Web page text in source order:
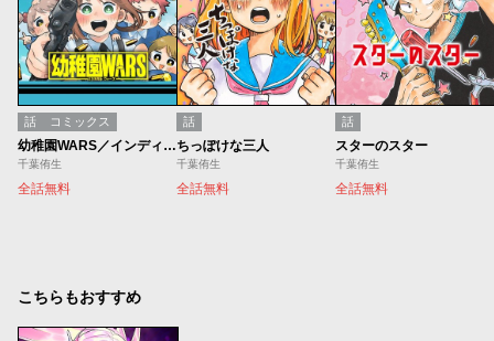
話 コミックス
幼稚園WARS／インディーズ版
千葉侑生
全話無料
話
ちっぽけな三人
千葉侑生
全話無料
話
スターのスター
千葉侑生
全話無料
こちらもおすすめ